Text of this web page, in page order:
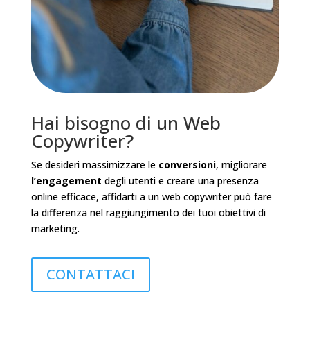
Hai bisogno di un Web
Copywriter?
Se desideri massimizzare leconversioni, migliorare
l’engagement degli utenti e creare una presenza
online efficace, affidarti a un web copywriter può fare
la differenza nel raggiungimento dei tuoi obiettivi di
marketing.
CONTATTACI